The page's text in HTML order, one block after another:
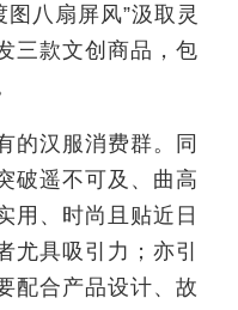
八扇屏风”汲取灵
三款文创商品，包
的汉服消费群。同
破遥不可及、曲高
用、时尚且贴近日
尤具吸引力；亦引
配合产品设计、故